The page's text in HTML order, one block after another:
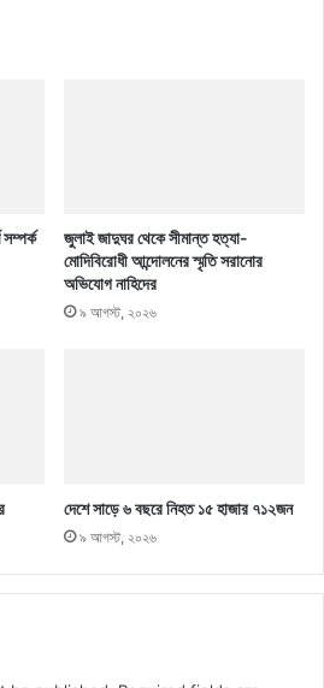
জুলাই জাদুঘর থেকে সীমান্ত হত্যা-
মোদিবিরোধী আন্দোলনের স্মৃতি সরানোর
অভিযোগ নাহিদের
৯ আগস্ট, ২০২৬
দেশে সাড়ে ৬ বছরে নিহত ১৫ হাজার ৭১২জন
৯ আগস্ট, ২০২৬